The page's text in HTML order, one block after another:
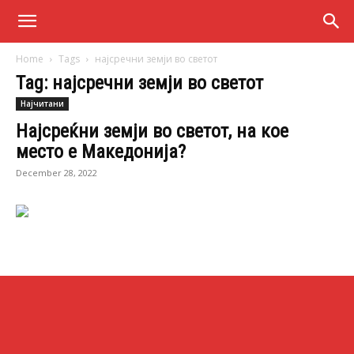
Home Tags најсречни земји во светот
Tag: најсречни земји во светот
Најчитани
Најсреќни земји во светот, на кое
место е Македонија?
December 28, 2022